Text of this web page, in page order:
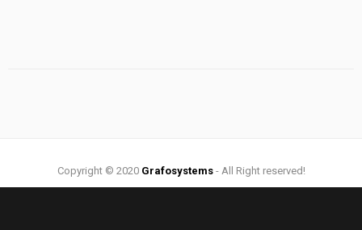
Copyright © 2020 Grafosystems- All Right reserved!